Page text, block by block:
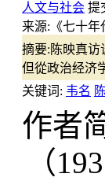
人文与社会 提
来源: 《七十
摘要: 陈映真
但從政治经济
关键词: 韦名
作者
（